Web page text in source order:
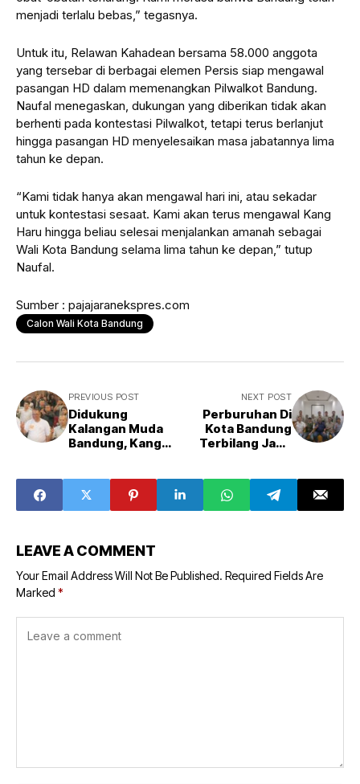
menjadi terlalu bebas,” tegasnya.
Untuk itu, Relawan Kahadean bersama 58.000 anggota
yang tersebar di berbagai elemen Persis siap mengawal
pasangan HD dalam memenangkan Pilwalkot Bandung.
Naufal menegaskan, dukungan yang diberikan tidak akan
berhenti pada kontestasi Pilwalkot, tetapi terus berlanjut
hingga pasangan HD menyelesaikan masa jabatannya lima
tahun ke depan.
“Kami tidak hanya akan mengawal hari ini, atau sekadar
untuk kontestasi sesaat. Kami akan terus mengawal Kang
Haru hingga beliau selesai menjalankan amanah sebagai
Wali Kota Bandung selama lima tahun ke depan,” tutup
Naufal.
Sumber : pajajaranekspres.com
Calon Wali Kota Bandung
PREVIOUS POST
Didukung
Kalangan Muda
Bandung, Kang
Pemilih Zilenial
NEXT POST
Perburuhan Di
Kota Bandung
Terbilang Jauh
Diperlukan
LEAVE A COMMENT
Your Email Address Will Not Be Published. Required Fields Are
Marked *